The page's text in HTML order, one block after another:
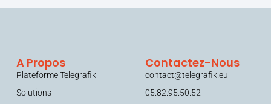
A Propos
Plateforme Telegrafik
Solutions
Contactez-Nous
contact@telegrafik.eu
05.82.95.50.52